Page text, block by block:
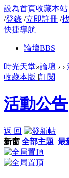
設為首頁收藏本站
/登錄 /立即註冊 /
快捷導航
論壇BBS
時光天堂»論壇 › ›
收藏本版 |訂閱
活動公告
返 回
新窗 全部主題 最